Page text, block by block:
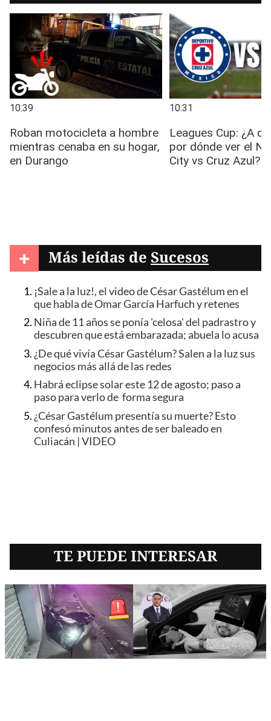
+ Más leídas de Sucesos
¡Sale a la luz!, el video de César Gastélum en el
que habla de Omar García Harfuch y retenes
Niña de 11 años se ponía 'celosa' del padrastro y
descubren que está embarazada; abuela lo acusa
¿De qué vivía César Gastélum? Salen a la luz sus
negocios más allá de las redes
Habrá eclipse solar este 12 de agosto; paso a
paso para verlo de forma segura
¿César Gastélum presentía su muerte? Esto
confesó minutos antes de ser baleado en
Culiacán | VIDEO
TE PUEDE INTERESAR